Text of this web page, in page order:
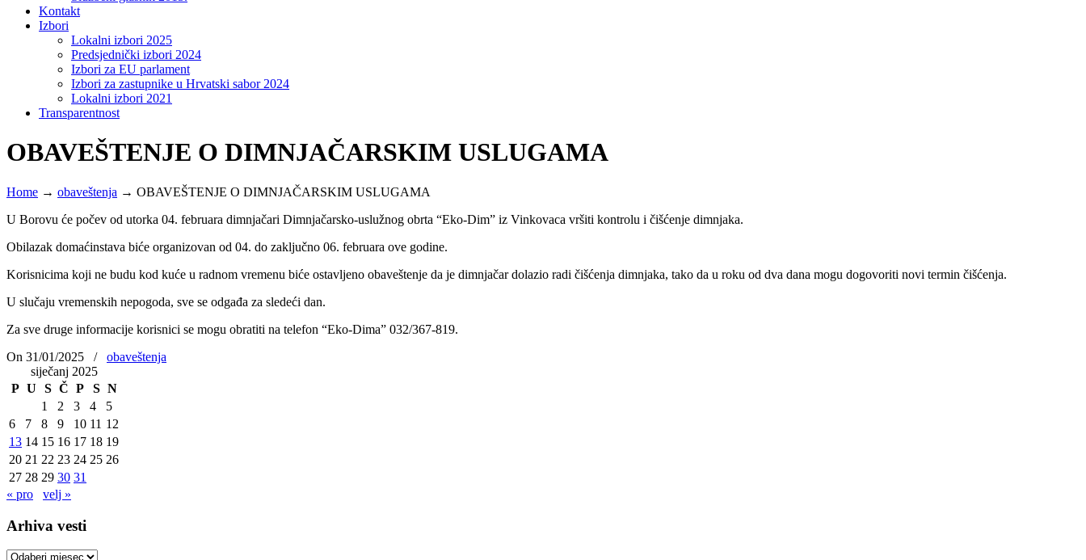
Kontakt
Izbori
Lokalni izbori 2025
Predsjednički izbori 2024
Izbori za EU parlament
Izbori za zastupnike u Hrvatski sabor 2024
Lokalni izbori 2021
Transparentnost
OBAVEŠTENJE O DIMNJAČARSKIM USLUGAMA
Home → obaveštenja → OBAVEŠTENJE O DIMNJAČARSKIM USLUGAMA
U Borovu će počev od utorka 04. februara dimnjačari Dimnjačarsko-uslužnog obrta “Eko-Dim” iz Vinkovaca vršiti kontrolu i čišćenje dimnjaka.
Obilazak domaćinstava biće organizovan od 04. do zaključno 06. februara ove godine.
Korisnicima koji ne budu kod kuće u radnom vremenu biće ostavljeno obaveštenje da je dimnjačar dolazio radi čišćenja dimnjaka, tako da u roku od dva dana mogu dogovoriti novi termin čišćenja.
U slučaju vremenskih nepogoda, sve se odgađa za sledeći dan.
Za sve druge informacije korisnici se mogu obratiti na telefon “Eko-Dima” 032/367-819.
On 31/01/2025
/
obaveštenja
siječanj 2025
P U S Č P S N
1
2 3 4
5
6
7 8 9 10 11 12
13 14 15 16 17 18 19
20 21 22 23 24 25 26
27 28 29 30 31
« pro
velj »
Arhiva vesti
Arhiva